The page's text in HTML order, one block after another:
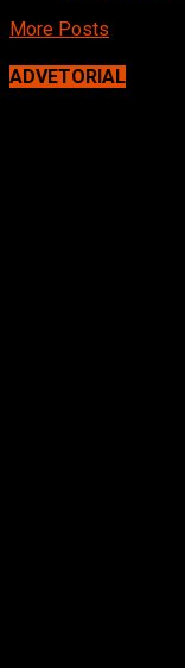
More Posts
ADVETORIAL